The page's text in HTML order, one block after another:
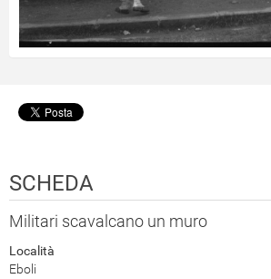
SCHEDA
Militari scavalcano un muro
Località
Eboli